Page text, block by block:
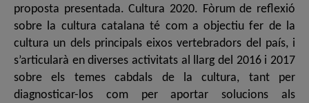
proposta presentada. Cultura 2020. Fòrum de reflexió
sobre la cultura catalana té com a objectiu fer de la
cultura un dels principals eixos vertebradors del país, i
s’articularà en diverses activitats al llarg del 2016 i 2017
sobre els temes cabdals de la cultura, tant per
diagnosticar-los com per aportar solucions als